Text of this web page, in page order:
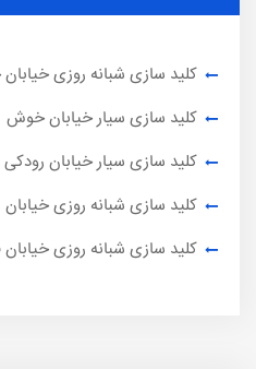
کلید سازی شبانه روزی
کلید سازی سیار خیابان خوش
کلید سازی سیار خیابان رودکی
کلید سازی شبانه روزی
کلید سازی شبانه روزی